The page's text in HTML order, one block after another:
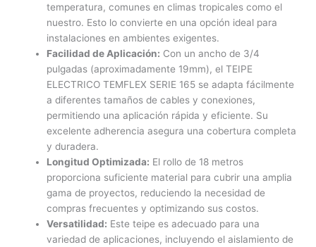
temperatura, comunes en climas tropicales como el
nuestro. Esto lo convierte en una opción ideal para
instalaciones en ambientes exigentes.
Facilidad de Aplicación: Con un ancho de 3/4
pulgadas (aproximadamente 19mm), el TEIPE
ELECTRICO TEMFLEX SERIE 165 se adapta fácilmente
a diferentes tamaños de cables y conexiones,
permitiendo una aplicación rápida y eficiente. Su
excelente adherencia asegura una cobertura completa
y duradera.
Longitud Optimizada: El rollo de 18 metros
proporciona suficiente material para cubrir una amplia
gama de proyectos, reduciendo la necesidad de
compras frecuentes y optimizando sus costos.
Versatilidad: Este teipe es adecuado para una
variedad de aplicaciones, incluyendo el aislamiento de